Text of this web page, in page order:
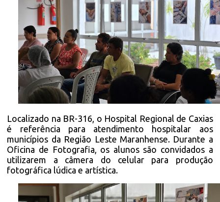
Localizado na BR-316, o Hospital Regional de Caxias
é referência para atendimento hospitalar aos
municípios da Região Leste Maranhense. Durante a
Oficina de Fotografia, os alunos são convidados a
utilizarem a câmera do celular para produção
fotográfica lúdica e artística.